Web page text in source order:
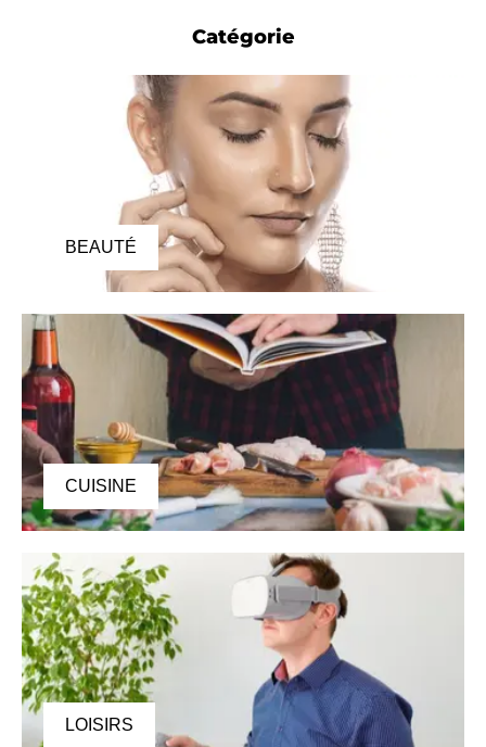
Catégorie
BEAUTÉ
CUISINE
LOISIRS